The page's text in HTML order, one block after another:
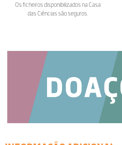
Os ficheiros disponibilizados na Casa
das Ciências são seguros.